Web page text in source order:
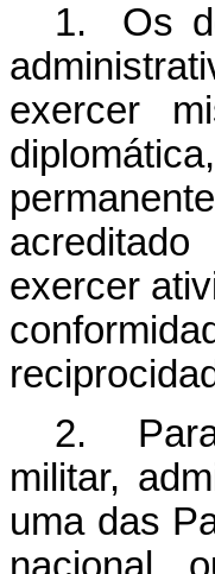
1. Os
exercer
exercer
2. Para
militar,
uma das